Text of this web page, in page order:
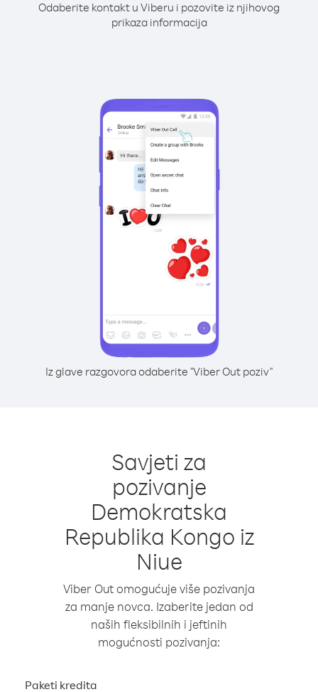
Odaberite kontakt u Viberu i pozovite iz njihovog
prikaza informacija
Iz glave razgovora odaberite "Viber Out poziv"
Savjeti za
pozivanje
Demokratska
Republika Kongo iz
Niue
Viber Out omogućuje više pozivanja
za manje novca. Izaberite jedan od
naših fleksibilnih i jeftinih
mogućnosti pozivanja:
Paketi kredita